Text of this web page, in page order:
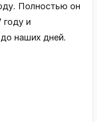
Полностью он
году и
наших дней.